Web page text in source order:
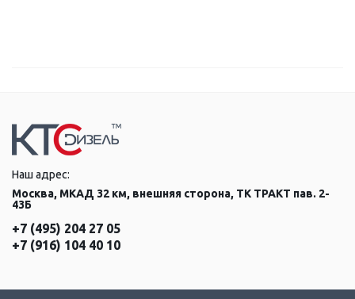
Наш адрес:
Москва, МКАД 32 км, внешняя сторона, ТК ТРАКТ пав. 2-
43Б
+7 (495) 204 27 05
+7 (916) 104 40 10